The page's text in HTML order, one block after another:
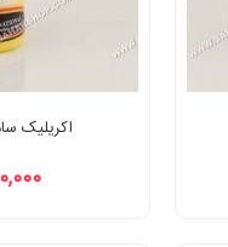
اکریلیک ساده 120 م